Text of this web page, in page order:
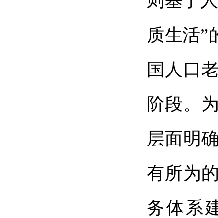
质生活”
国人口
阶段。
层面明
有所为
务体系